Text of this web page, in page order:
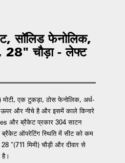
सॉलिड फेनोलिक,
28" चौड़ा - लेफ्ट
मोटी, एक टुकड़ा, ठोस फेनोलिक, अर्ध-
और नीचे है और इसमें काले किनारे
और ब्रैकेट प्रकार 304 साटन
ऑपरेटिंग स्थिति में सीट को कम
"(711 मिमी) चौड़ी और दीवार से
है।